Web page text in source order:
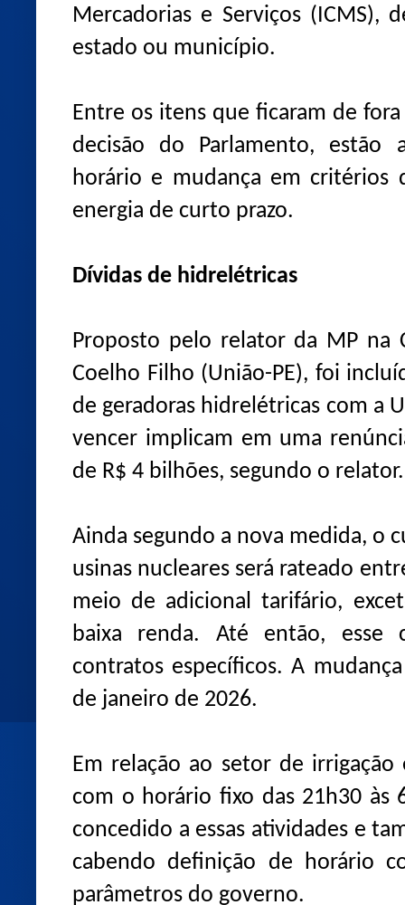
Mercadorias e Serviços (ICMS),
estado ou município.
Entre os itens que ficaram de
decisão do Parlamento, estão
horário e mudança em critérios
energia de curto prazo.
Dívidas de hidrelétricas
Proposto pelo relator da MP na
Coelho Filho (União-PE), foi
de geradoras hidrelétricas com a
vencer implicam em uma
de R$ 4 bilhões, segundo o relator.
Ainda segundo a nova medida, o
usinas nucleares será rateado
meio de adicional tarifário,
baixa renda. Até então, esse
contratos específicos. A
de janeiro de 2026.
Em relação ao setor de
com o horário fixo das 21h30 às
concedido a essas atividades e
cabendo definição de horário
parâmetros do governo.